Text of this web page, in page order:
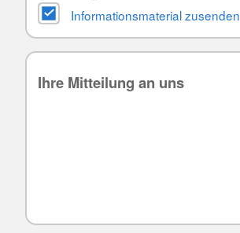
Informationsmaterial zusenden